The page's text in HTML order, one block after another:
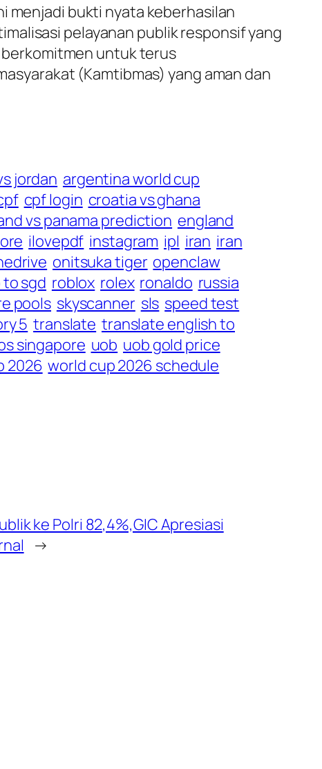
menjadi bukti nyata keberhasilan
pelayanan publik responsif yang
berkomitmen untuk terus
(Kamtibmas) yang aman dan
jordan argentina world cup
cpf login croatia vs ghana
vs panama prediction england
ilovepdf instagram ipl iran iran
onitsuka tiger openclaw
to sgd roblox rolex ronaldo russia
pools skyscanner sls speed test
5 translate translate english to
singapore uob uob gold price
2026 world cup 2026 schedule
ke Polri 82,4%,GIC Apresiasi
→